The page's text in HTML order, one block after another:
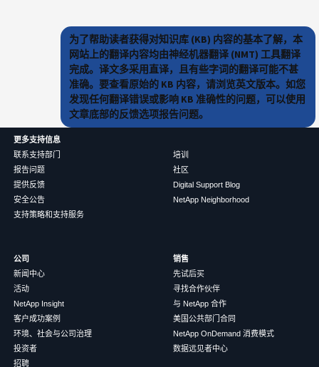
为了帮助读者获得对知识库 (KB) 内容的基本了解，本
网站上的翻译内容均由神经机器翻译 (NMT) 工具翻译
完成。译文多采用直译，且有些字词的翻译可能不甚
准确。要查看原始的 KB 内容，请浏览英文版本。如您
发现任何翻译错误或影响 KB 准确性的问题，可以使用
文章底部的反馈选项报告问题。
更多支持信息
联系支持部门
报告问题
提供反馈
安全公告
支持策略和支持服务
培训
社区
Digital Support Blog
NetApp Neighborhood
公司
新闻中心
活动
NetApp Insight
客户成功案例
环境、社会与公司治理
投资者
招聘
销售
先试后买
寻找合作伙伴
与 NetApp 合作
美国公共部门合同
NetApp OnDemand 消费模式
数据远见者中心